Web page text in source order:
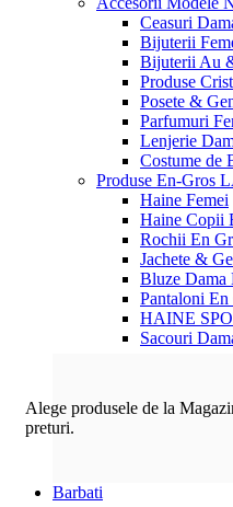
Ceasuri
Bijuterii
Bijuterii Au
Produse
Posete &
Parfumuri
Lenjerie
Costume de
Produse En-Gros
Haine Femei
Haine Copii
Rochii En
Jachete &
Bluze Dama
Pantaloni En
HAINE
Sacouri
Alege produsele de la
preturi.
Barbati